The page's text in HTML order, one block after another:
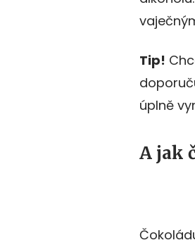
Tip!
úplně
A jak